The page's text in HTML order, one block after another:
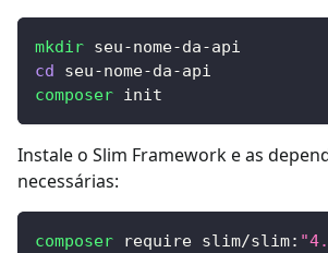
mkdir seu-nome-da-api
cd seu-nome-da-api
composer init
Instale o Slim Framework e as
necessárias:
composer require slim/slim: